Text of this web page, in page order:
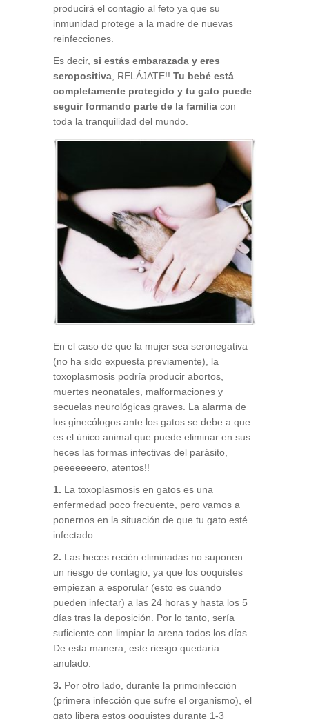
producirá el contagio al feto ya que su
inmunidad protege a la madre de nuevas
reinfecciones.
Es decir, si estás embarazada y eres
seropositiva, RELÁJATE!! Tu bebé está
completamente protegido y tu gato puede
seguir formando parte de la familiacon
toda la tranquilidad del mundo.
En el caso de que la mujer sea seronegativa
(no ha sido expuesta previamente), la
toxoplasmosis podría producir abortos,
muertes neonatales, malformaciones y
secuelas neurológicas graves. La alarma de
los ginecólogos ante los gatos se debe a que
es el único animal que puede eliminar en sus
heces las formas infectivas del parásito,
peeeeeeero, atentos!!
1. La toxoplasmosis en gatos es una
enfermedad poco frecuente, pero vamos a
ponernos en la situación de que tu gato esté
infectado.
2. Las heces recién eliminadas no suponen
un riesgo de contagio, ya que los ooquistes
empiezan a esporular (esto es cuando
pueden infectar) a las 24 horas y hasta los 5
días tras la deposición. Por lo tanto, sería
suficiente con limpiar la arena todos los días.
De esta manera, este riesgo quedaría
anulado.
3. Por otro lado, durante la primoinfección
(primera infección que sufre el organismo), el
gato libera estos ooquistes durante 1-3